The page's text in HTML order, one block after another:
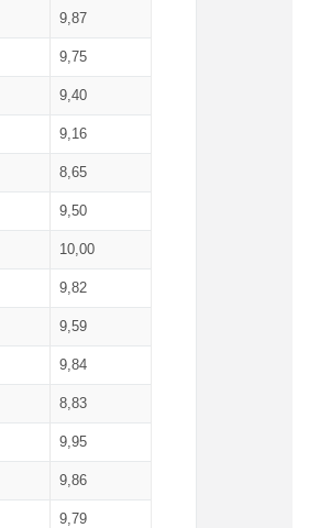
9,87
9,75
9,40
9,16
8,65
9,50
10,00
9,82
9,59
9,84
8,83
9,95
9,86
9,79